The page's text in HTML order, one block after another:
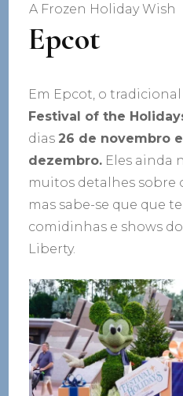
A Frozen Holiday Wish
Epcot
Em Epcot, o tradicional
Festival of the
dias 26 de novembro
dezembro. Eles ainda
muitos detalhes sobre
mas sabe-se que que
comidinhas e shows
Liberty.